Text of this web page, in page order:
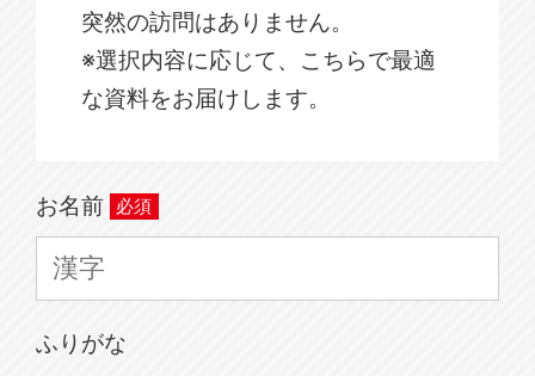
突然の訪問はありません。
※選択内容に応じて、こちらで最適
な資料をお届けします。
お名前
ふりがな